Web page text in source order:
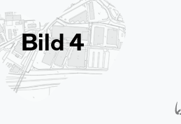
Bild 4